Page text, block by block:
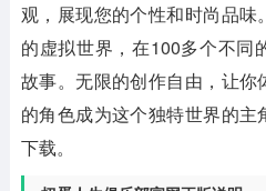
观，展现您的个性和时尚品
的虚拟世界，在100多个不同
故事。无限的创作自由，让
的角色成为这个独特世界的
下载。